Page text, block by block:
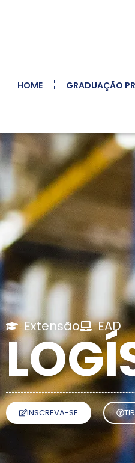
HOME GRADUAÇÃO
Extensão EAD
INSCREVA-SE